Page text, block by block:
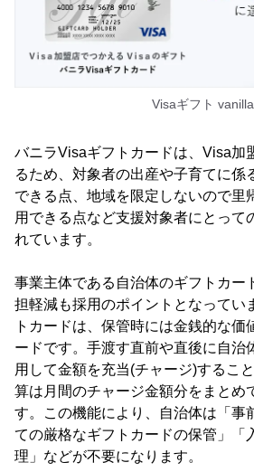
Visaギフト vanilla
バニラVisaギフトカードは、Visa加
るため、対象者の出産や子育てに係
できる点、地域を限定しないので里
用できる点など支援対象者にとって
れています。
事業主体である自治体のギフトカー
担軽減も採用のポイントとなってい
トカードは、保管時には金銭的な価
ードです。手渡す直前や直後に自治
用して金額を充当(チャージ)するこ
算は月間のチャージ金額分をまとめ
す。この機能により、自治体は「事
ての厳格なギフトカードの保管」「
理」などが不要になります。